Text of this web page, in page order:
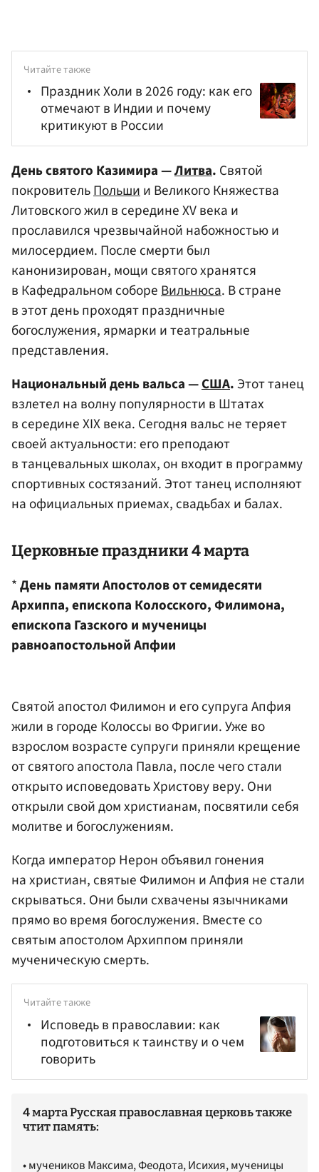
Читайте также
Праздник Холи в 2026 году: как его
отмечают в Индии и почему
критикуют в России
День святого Казимира —Литва. Святой
покровительПольшии Великого Княжества
Литовского жил в середине XV века и
прославился чрезвычайной набожностью и
милосердием. После смерти был
канонизирован, мощи святого хранятся
в Кафедральном собореВильнюса. В стране
в этот день проходят праздничные
богослужения, ярмарки и театральные
представления.
Национальный день вальса —США.Этот танец
взлетел на волну популярности в Штатах
в середине XIX века. Сегодня вальс не теряет
своей актуальности: его преподают
в танцевальных школах, он входит в программу
спортивных состязаний. Этот танец исполняют
на официальных приемах, свадьбах и балах.
Церковные праздники 4 марта
*День памяти Апостолов от семидесяти
Архиппа, епископа Колосского, Филимона,
епископа Газского и мученицы
равноапостольной Апфии
Святой апостол Филимон и его супруга Апфия
жили в городе Колоссы во Фригии. Уже во
взрослом возрасте супруги приняли крещение
от святого апостола Павла, после чего стали
открыто исповедовать Христову веру. Они
открыли свой дом христианам, посвятили себя
молитве и богослужениям.
Когда император Нерон объявил гонения
на христиан, святые Филимон и Апфия не стали
скрываться. Они были схвачены язычниками
прямо во время богослужения. Вместе со
святым апостолом Архиппом приняли
мученическую смерть.
Читайте также
Исповедь в православии: как
подготовиться к таинству и о чем
говорить
4 марта Русская православная церковь также
чтит память:
• мучеников Максима, Феодота, Исихия, мученицы